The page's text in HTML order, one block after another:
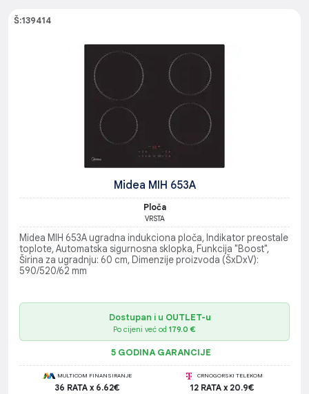
Š:139414
Midea MIH 653A
Ploča
VRSTA
Midea MIH 653A ugradna indukciona ploča, Indikator preostale
toplote, Automatska sigurnosna sklopka, Funkcija "Boost",
Širina za ugradnju: 60 cm, Dimenzije proizvoda (ŠxDxV):
590/520/62 mm
Dostupan i u OUTLET-u
Po cijeni već od 179.0 €
5 GODINA GARANCIJE
MULTICOM FINANSIRANJE
36 RATA x 6.62€
CRNOGORSKI TELEKOM
12 RATA x 20.9€